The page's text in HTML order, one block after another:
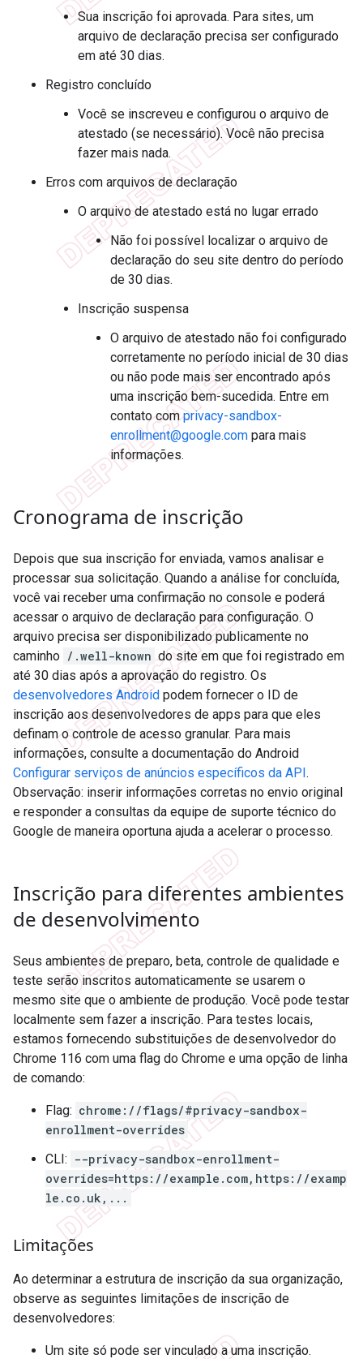
Sua inscrição foi aprovada. Para sites, um
arquivo de declaração precisa ser configurado
em até 30 dias.
Registro concluído
Você se inscreveu e configurou o arquivo de
atestado (se necessário). Você não precisa
fazer mais nada.
Erros com arquivos de declaração
O arquivo de atestado está no lugar errado
Não foi possível localizar o arquivo de
declaração do seu site dentro do período
de 30 dias.
Inscrição suspensa
O arquivo de atestado não foi configurado
corretamente no período inicial de 30 dias
ou não pode mais ser encontrado após
uma inscrição bem-sucedida. Entre em
contato comprivacy-sandbox-
enrollment@google.com para mais
informações.
Cronograma de inscrição
Depois que sua inscrição for enviada, vamos analisar e
processar sua solicitação. Quando a análise for concluída,
você vai receber uma confirmação no console e poderá
acessar o arquivo de declaração para configuração. O
arquivo precisa ser disponibilizado publicamente no
caminho /.well-known do site em que foi registrado em
até 30 dias após a aprovação do registro. Os
desenvolvedores Android podem fornecer o ID de
inscrição aos desenvolvedores de apps para que eles
definam o controle de acesso granular. Para mais
informações, consulte a documentação do Android
Configurar serviços de anúncios específicos da API.
Observação: inserir informações corretas no envio original
e responder a consultas da equipe de suporte técnico do
Google de maneira oportuna ajuda a acelerar o processo.
Inscrição para diferentes ambientes
de desenvolvimento
Seus ambientes de preparo, beta, controle de qualidade e
teste serão inscritos automaticamente se usarem o
mesmo site que o ambiente de produção. Você pode testar
localmente sem fazer a inscrição. Para testes locais,
estamos fornecendo substituições de desenvolvedor do
Chrome 116 com uma flag do Chrome e uma opção de linha
de comando:
Flag: chrome://flags/#privacy-sandbox-
enrollment-overrides
CLI: --privacy-sandbox-enrollment-
overrides=https://example.com,https://examp
le.co.uk,...
Limitações
Ao determinar a estrutura de inscrição da sua organização,
observe as seguintes limitações de inscrição de
desenvolvedores:
Um site só pode ser vinculado a uma inscrição.